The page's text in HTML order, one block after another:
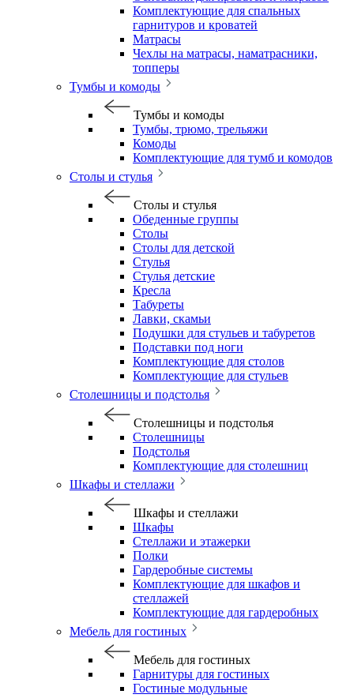
Комплектующие для спальных
гарнитуров и кроватей
Матрасы
Чехлы на матрасы, наматрасники,
топперы
Тумбы и комоды
Тумбы и комоды
Тумбы, трюмо, трельяжи
Комоды
Комплектующие для тумб и комодов
Столы и стулья
Столы и стулья
Обеденные группы
Столы
Столы для детской
Стулья
Стулья детские
Кресла
Табуреты
Лавки, скамьи
Подушки для стульев и табуретов
Подставки под ноги
Комплектующие для столов
Комплектующие для стульев
Столешницы и подстолья
Столешницы и подстолья
Столешницы
Подстолья
Комплектующие для столешниц
Шкафы и стеллажи
Шкафы и стеллажи
Шкафы
Стеллажи и этажерки
Полки
Гардеробные системы
Комплектующие для шкафов и
стеллажей
Комплектующие для гардеробных
Мебель для гостиных
Мебель для гостиных
Гарнитуры для гостиных
Гостиные модульные